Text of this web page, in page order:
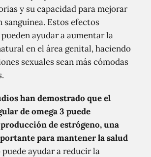
y su capacidad para mejorar
Estos efectos
ayudar a aumentar la
en el área genital, haciendo
sexuales sean más cómodas
han demostrado que el
de omega 3 puede
de estrógeno, una
para mantener la salud
puede ayudar a reducir la